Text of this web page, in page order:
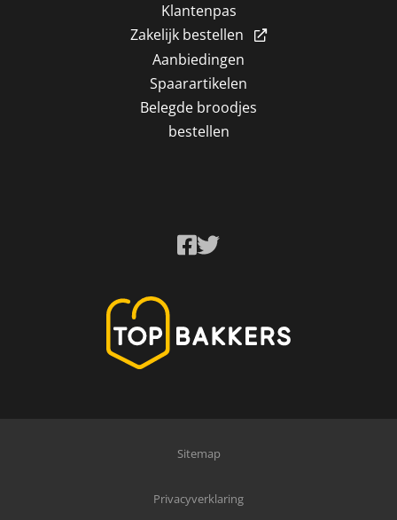
Klantenpas
Zakelijk bestellen
Aanbiedingen
Spaarartikelen
Belegde broodjes
bestellen
Sitemap
Privacyverklaring